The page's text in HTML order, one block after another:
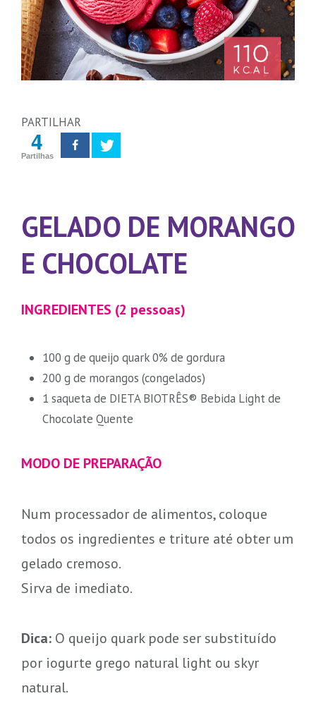
PARTILHAR
4
Partilhas
GELADO DE MORANGO
E CHOCOLATE
INGREDIENTES (2 pessoas)
100 g de queijo quark 0% de gordura
200 g de morangos (congelados)
1 saqueta de DIETA BIOTRÊS® Bebida Light de
Chocolate Quente
MODO DE PREPARAÇÃO
Num processador de alimentos, coloque
todos os ingredientes e triture até obter um
gelado cremoso.
Sirva de imediato.
Dica:O queijo quark pode ser substituído
por iogurte grego natural light ou skyr
natural.